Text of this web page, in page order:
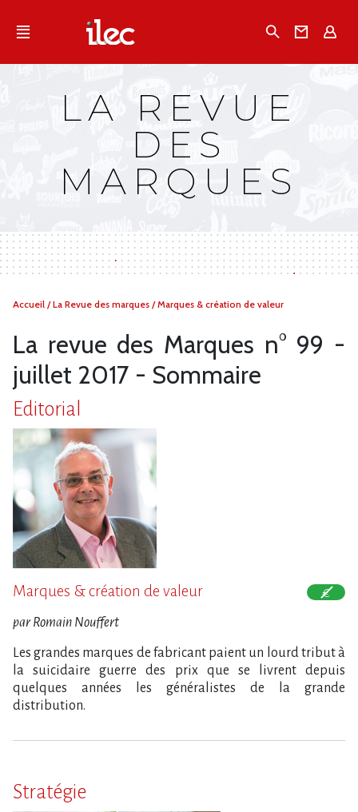
Qu'est-ce que l’Ilec
Campagnes multimarques
LA REVUE
DES
MARQUES
Vous
Accueil /La Revue des marques /Marques & création de valeur
La revue des Marques n° 99 -
juillet 2017 - Sommaire
Editorial
Marques & création de valeur
par Romain Nouffert
Les grandes marques de fabricant paient un lourd tribut à
la suicidaire guerre des prix que se livrent depuis
quelques années les généralistes de la grande
distribution.
Stratégie